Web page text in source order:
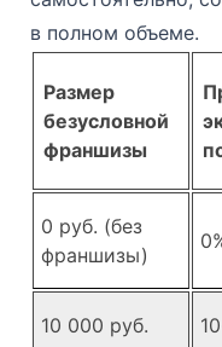
в полном объеме.
Размер
безусловной
франшизы
0 руб. (без
франшизы)
10 000 руб.